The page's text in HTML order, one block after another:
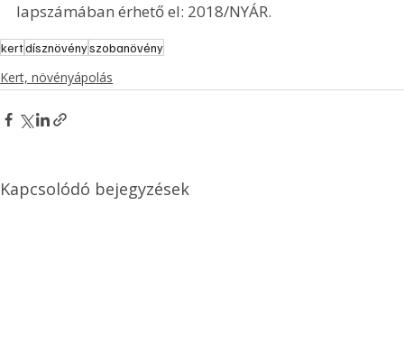
lapszámában érhető el: 2018/NYÁR.
kertdísznövényszobanövény
Kert, növényápolás
Kapcsolódó bejegyzések